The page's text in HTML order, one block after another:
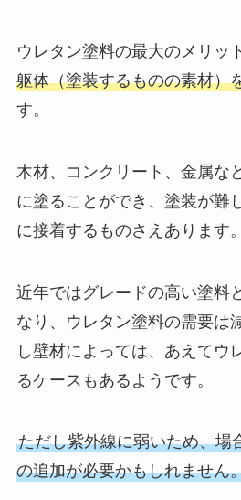
ウレタン塗料の最大のメリッ
躯体（塗装するものの素材）
す。
木材、コンクリート、金属な
に塗ることができ、塗装が難
に接着するものさえあります。
近年ではグレードの高い塗料
なり、ウレタン塗料の需要は
し壁材によっては、あえてウ
るケースもあるようです。
ただし紫外線に弱いため、場
の追加が必要かもしれません